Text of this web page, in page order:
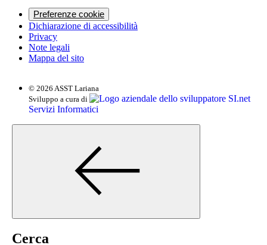
Preferenze cookie
Dichiarazione di accessibilità
Privacy
Note legali
Mappa del sito
© 2026 ASST Lariana
Sviluppo a cura di
SI.net
Servizi Informatici
Cerca